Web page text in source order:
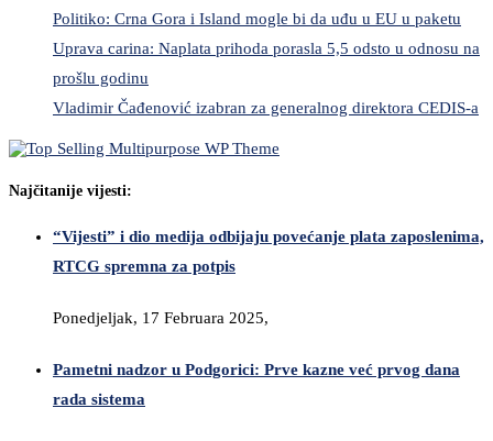
Politiko: Crna Gora i Island mogle bi da uđu u EU u paketu
Uprava carina: Naplata prihoda porasla 5,5 odsto u odnosu na
prošlu godinu
Vladimir Čađenović izabran za generalnog direktora CEDIS-a
Najčitanije vijesti:
“Vijesti” i dio medija odbijaju povećanje plata zaposlenima,
RTCG spremna za potpis
Ponedjeljak, 17 Februara 2025,
Pametni nadzor u Podgorici: Prve kazne već prvog dana
rada sistema